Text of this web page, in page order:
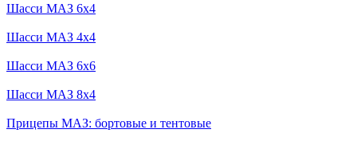
Шасси МАЗ 6x4
Шасси МАЗ 4x4
Шасси МАЗ 6x6
Шасси МАЗ 8x4
Прицепы МАЗ: бортовые и тентовые